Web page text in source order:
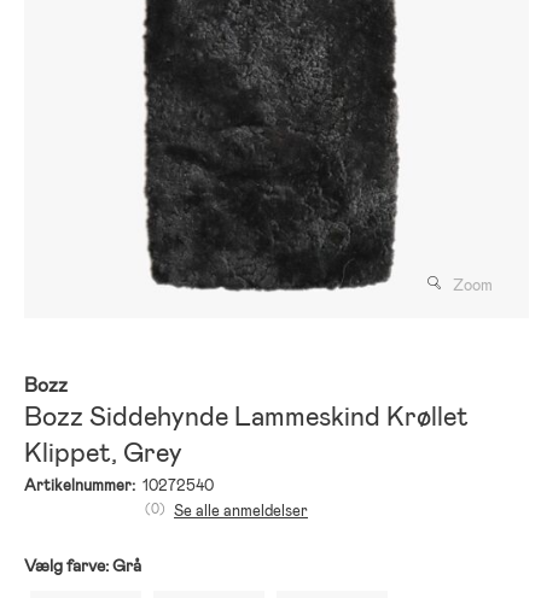
Zoom
Bozz
Bozz Siddehynde Lammeskind Krøllet
Klippet, Grey
Artikelnummer: 10272540
(0) Se alle anmeldelser
Vælg farve:Grå